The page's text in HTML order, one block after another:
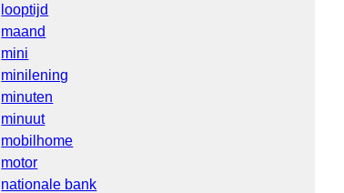
looptijd
maand
mini
minilening
minuten
minuut
mobilhome
motor
nationale bank